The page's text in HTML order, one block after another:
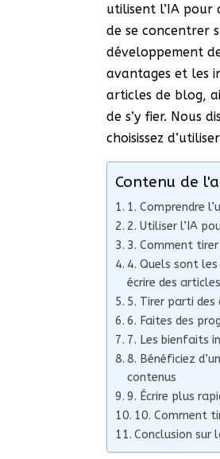
utilisent l’IA pour
de se concentrer
développement
avantages et les
articles de blog,
de s’y fier. Nous
choisissez
Contenu de
1. Comprendre
2. Utiliser l’IA
3. Comment
4. Quels sont
écrire des articles
5. Tirer parti
6. Faites des
7. Les bienfaits
8. Bénéficiez
contenus
9. Écrire plus
10. Comment
Conclusion sur